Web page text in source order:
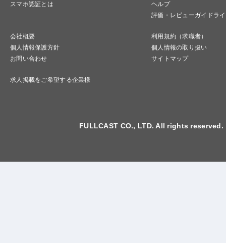
スマホ認証とは
ヘルプ
評価・レビューガイドラ
会社概要
利用規約（求職者）
個人情報保護方針
個人情報の取り扱い
お問い合わせ
サイトマップ
求人掲載をご希望する企業様
FULLCAST CO., LTD. All rights reserved.